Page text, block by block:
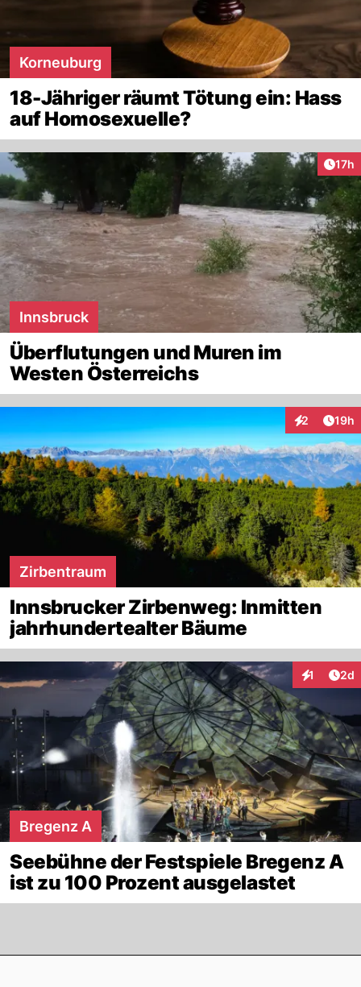
Korneuburg
18-Jähriger räumt Tötung ein: Hass
auf Homosexuelle?
17h
Innsbruck
Überflutungen und Muren im
Westen Österreichs
2
Interaktionen
19h
Zirbentraum
Innsbrucker Zirbenweg: Inmitten
jahrhundertealter Bäume
1 2d
Bregenz A
Seebühne der Festspiele Bregenz A
ist zu 100 Prozent ausgelastet